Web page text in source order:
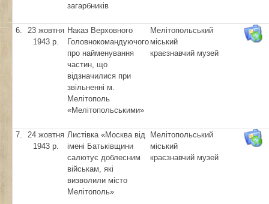
загарбників
6.
23 жовтня
1943 р.
Наказ Верховного
Головнокомандуючого
про найменування
частин, що
відзначилися при
звільненні м.
Мелітополь
«Мелітопольськими»
Мелітопольський
міський
краєзнавчий музей
7.
24 жовтня
1943 р.
Листівка «Москва від
імені Батьківщини
салютує доблесним
військам, які
визволили місто
Мелітополь»
Мелітопольський
міський
краєзнавчий музей